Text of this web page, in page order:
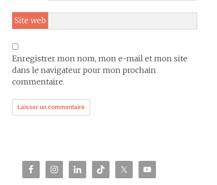
Site web
Enregistrer mon nom, mon e-mail et mon site
dans le navigateur pour mon prochain
commentaire.